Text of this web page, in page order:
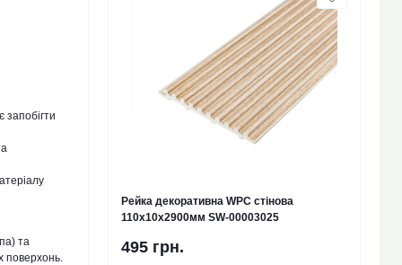
та
поверхонь.
Рейка декоративна WPC стінова
110х10х2900мм SW-00003025
495 грн.